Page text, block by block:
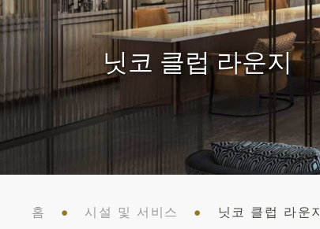
닛코 클럽 라운지
홈 시설 및 서비스 닛코 클럽 라운